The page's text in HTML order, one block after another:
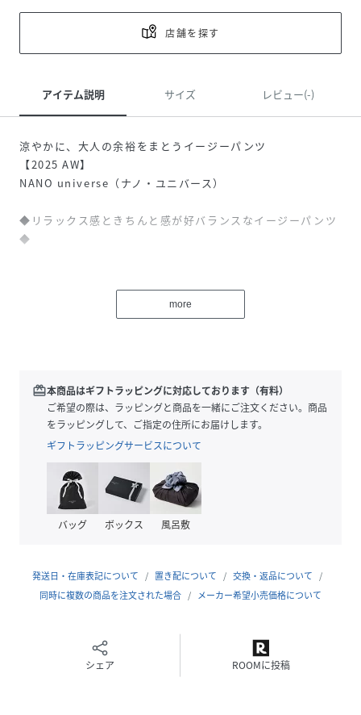
店舗を探す
アイテム説明 サイズ レビュー(-)
涼やかに、大人の余裕をまとうイージーパンツ
【2025 AW】
NANO universe（ナノ・ユニバース）
◆リラックス感ときちんと感が好バランスなイージーパンツ
◆
テーパードパンツ。夏らしいディテールのウエストロープ紐
も魅力。紐は取り外しが可能なのできれいめなスタイリング
・腰まわりに程よくゆとりを持たせ、裾にかけてスリムにな
るテーパードシルエット
・夏らしいディテールのウエストロープ紐
・取り外し可能なロープ紐
・ラフすぎない洗練されたフィッティング
・リゾートからタウンユースまで幅広く活躍
■素材
った素材
・薄手ながらコシがあり、軽やかさとしなやかさのバランス
■カラー展開
more
redeem本商品はギフトラッピングに対応しております（有料）
ご希望の際は、ラッピングと商品を一緒にご注文ください。商品
をラッピングして、ご指定の住所にお届けします。
ギフトラッピングサービスについて
バッグ ボックス 風呂敷
発送日・在庫表記について 置き配について
交換・返品について
同時に複数の商品を注文された場合
メーカー希望小売価格について
シェア ROOMに投稿